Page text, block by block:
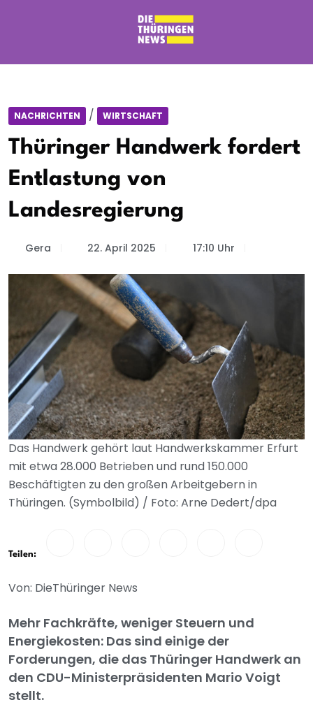
NACHRICHTEN / WIRTSCHAFT
Thüringer Handwerk fordert
Entlastung von
Landesregierung
Gera 22. April 2025 17:10 Uhr
Das Handwerk gehört laut Handwerkskammer Erfurt
mit etwa 28.000 Betrieben und rund 150.000
Beschäftigten zu den großen Arbeitgebern in
Thüringen. (Symbolbild) / Foto: Arne Dedert/dpa
Teilen:
Von: DieThüringer News
Mehr Fachkräfte, weniger Steuern und
Energiekosten: Das sind einige der
Forderungen, die das Thüringer Handwerk an
den CDU-Ministerpräsidenten Mario Voigt
stellt.